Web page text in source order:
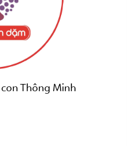
Thông Minh